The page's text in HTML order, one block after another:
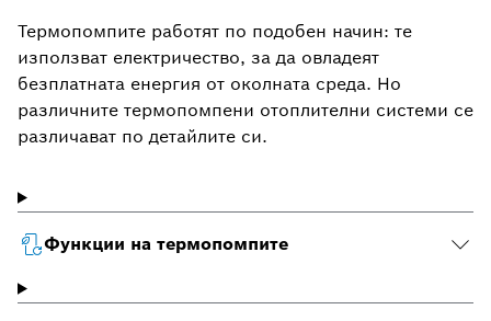
Термопомпите работят по подобен начин: те
използват електричество, за да овладеят
безплатната енергия от околната среда. Но
различните термопомпени отоплителни системи се
различават по детайлите си.
Функции на термопомпите